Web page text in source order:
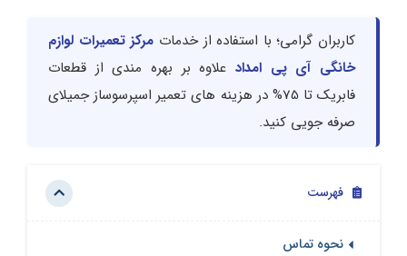
کاربران گرامی؛ با استفاده از خدمات مرکز تعمیرات لوازم
خانگی آی پی امداد علاوه بر بهره مندی از قطعات
فابریک تا 75% در هزینه های تعمیر اسپرسوساز جمیلای
صرفه جویی کنید.
فهرست
نحوه تماس